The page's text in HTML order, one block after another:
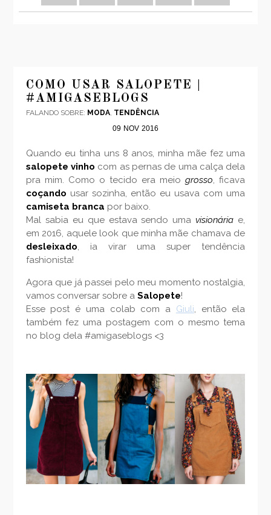
COMO USAR SALOPETE |
#AMIGASEBLOGS
FALANDO SOBRE: MODA, TENDÊNCIA
09 NOV 2016
Quando eu tinha uns 8 anos, minha mãe fez uma
salopete vinho com as pernas de uma calça dela
pra mim. Como o tecido era meiogrosso, ficava
coçando usar sozinha, então eu usava com uma
camiseta branca por baixo.
Mal sabia eu que estava sendo uma visionária e,
em 2016, aquele look que minha mãe chamava de
desleixado, ia virar uma super tendência
fashionista!
Agora que já passei pelo meu momento nostalgia,
vamos conversar sobre a Salopete!
Esse post é uma colab com a Giuli, então ela
também fez uma postagem com o mesmo tema
no blog dela #amigaseblogs <3